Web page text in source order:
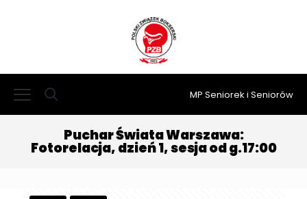
MP Seniorek i Seniorów
Puchar Świata Warszawa:
Fotorelacja, dzień 1, sesja od g.17:00